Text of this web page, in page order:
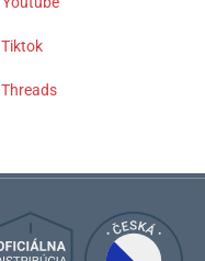
Tiktok
Threads